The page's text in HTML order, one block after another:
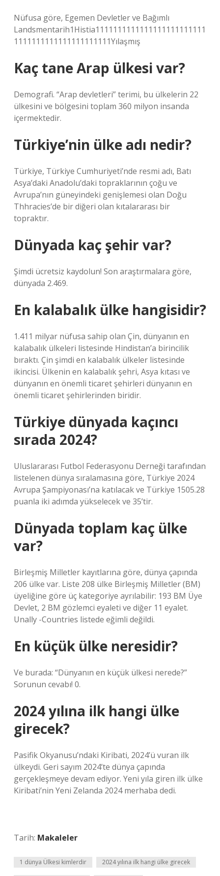
Nüfusa göre, Egemen Devletler ve Bağımlı
Landsmentarih1Histia1111111111111111111111111
1111111111111111111111Yılaşmış
Kaç tane Arap ülkesi var?
Demografi. “Arap devletleri” terimi, bu ülkelerin 22
ülkesini ve bölgesini toplam 360 milyon insanda
içermektedir.
Türkiye’nin ülke adı nedir?
Türkiye, Türkiye Cumhuriyeti’nde resmi adı, Batı
Asya’daki Anadolu’daki topraklarının çoğu ve
Avrupa’nın güneyindeki genişlemesi olan Doğu
Thhracies’de bir diğeri olan kıtalararası bir
topraktır.
Dünyada kaç şehir var?
Şimdi ücretsiz kaydolun! Son araştırmalara göre,
dünyada 2.469.
En kalabalık ülke hangisidir?
1.411 milyar nüfusa sahip olan Çin, dünyanın en
kalabalık ülkeleri listesinde Hindistan’a birincilik
bıraktı. Çin şimdi en kalabalık ülkeler listesinde
ikincisi. Ülkenin en kalabalık şehri, Asya kıtası ve
dünyanın en önemli ticaret şehirleri dünyanın en
önemli ticaret şehirlerinden biridir.
Türkiye dünyada kaçıncı
sırada 2024?
Uluslararası Futbol Federasyonu Derneği tarafından
listelenen dünya sıralamasına göre, Türkiye 2024
Avrupa Şampiyonası’na katılacak ve Türkiye 1505.28
puanla iki adımda yükselecek ve 35’tir.
Dünyada toplam kaç ülke
var?
Birleşmiş Milletler kayıtlarına göre, dünya çapında
206 ülke var. Liste 208 ülke Birleşmiş Milletler (BM)
üyeliğine göre üç kategoriye ayrılabilir: 193 BM Üye
Devlet, 2 BM gözlemci eyaleti ve diğer 11 eyalet.
Unally -Countries listede eğimli değildi.
En küçük ülke neresidir?
Ve burada: “Dünyanın en küçük ülkesi nerede?”
Sorunun cevabı! 0.
2024 yılına ilk hangi ülke
girecek?
Pasifik Okyanusu’ndaki Kiribati, 2024’ü vuran ilk
ülkeydi. Geri sayım 2024’te dünya çapında
gerçekleşmeye devam ediyor. Yeni yıla giren ilk ülke
Kiribati’nin Yeni Zelanda 2024 merhaba dedi.
Tarih: Makaleler
1 dünya Ülkesi kimlerdir 2024 yılına ilk hangi ülke girecek